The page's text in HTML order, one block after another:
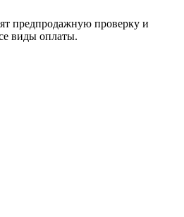
предпродажную проверку и
виды оплаты.